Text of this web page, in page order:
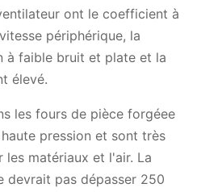
ont le coefficient à
périphérique, la
à faible bruit et plate et la
élevé.
les fours de pièce forgéee
pression et sont très
matériaux et l'air. La
devrait pas dépasser 250